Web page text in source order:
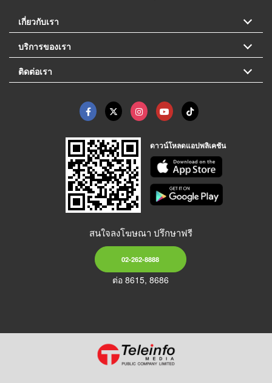
เกี่ยวกับเรา
บริการของเรา
ติดต่อเรา
ดาวน์โหลดแอปพลิเคชัน
สนใจลงโฆษณา ปรึกษาฟรี
02-262-8888
ต่อ 8615, 8686